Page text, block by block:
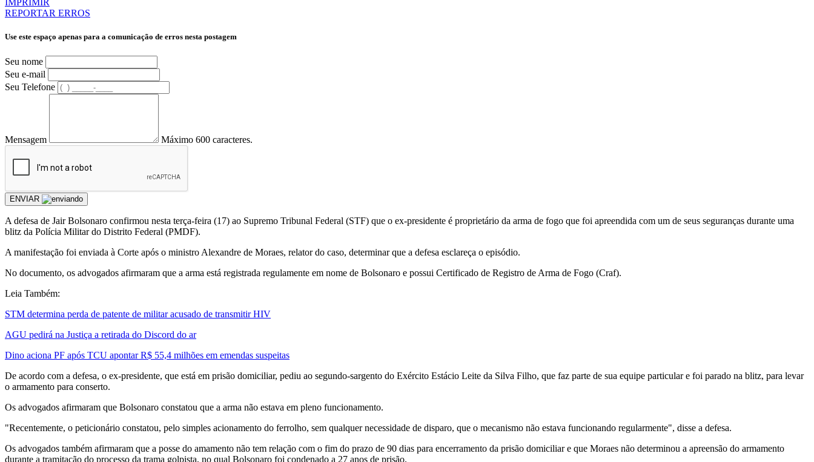
IMPRIMIR
REPORTAR ERROS
Use este espaço apenas para a comunicação de erros nesta postagem
Seu nome
Seu e-mail
Seu Telefone
Mensagem Máximo 600 caracteres.
ENVIAR
A defesa de Jair Bolsonaro confirmou nesta terça-feira (17) ao Supremo Tribunal Federal (STF) que o ex-presidente é proprietário da arma de fogo que foi apreendida com um de seus seguranças durante uma
blitz da Polícia Militar do Distrito Federal (PMDF).
A manifestação foi enviada à Corte após o ministro Alexandre de Moraes, relator do caso, determinar que a defesa esclareça o episódio.
No documento, os advogados afirmaram que a arma está registrada regulamente em nome de Bolsonaro e possui Certificado de Registro de Arma de Fogo (Craf).
Leia Também:
STM determina perda de patente de militar acusado de transmitir HIV
AGU pedirá na Justiça a retirada do Discord do ar
Dino aciona PF após TCU apontar R$ 55,4 milhões em emendas suspeitas
De acordo com a defesa, o ex-presidente, que está em prisão domiciliar, pediu ao segundo-sargento do Exército Estácio Leite da Silva Filho, que faz parte de sua equipe particular e foi parado na blitz, para levar
o armamento para conserto.
Os advogados afirmaram que Bolsonaro constatou que a arma não estava em pleno funcionamento.
"Recentemente, o peticionário constatou, pelo simples acionamento do ferrolho, sem qualquer necessidade de disparo, que o mecanismo não estava funcionando regularmente", disse a defesa.
Os advogados também afirmaram que a posse do amamento não tem relação com o fim do prazo de 90 dias para encerramento da prisão domiciliar e que Moraes não determinou a apreensão do armamento
durante a tramitação do processo da trama golpista, no qual Bolsonaro foi condenado a 27 anos de prisão.